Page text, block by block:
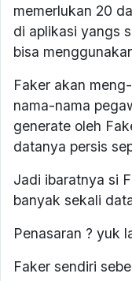
memerlukan 20
di aplikasi yangs
bisa
Faker akan
nama-nama
generate oleh
datanya persis
Jadi ibaratnya si
banyak sekali
Penasaran ? yuk
Faker sendiri